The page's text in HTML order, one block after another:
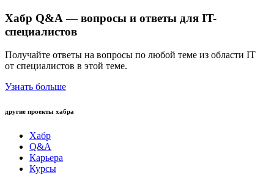
Хабр Q&A — вопросы и ответы для IT-
специалистов
Получайте ответы на вопросы по любой теме из области IT
от специалистов в этой теме.
Узнать больше
другие проекты хабра
Хабр
Q&A
Карьера
Курсы